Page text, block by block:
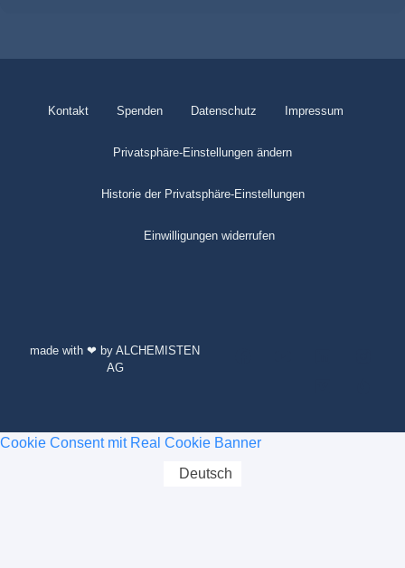
Kontakt Spenden Datenschutz Impressum
Privatsphäre-Einstellungen ändern
Historie der Privatsphäre-Einstellungen
Einwilligungen widerrufen
made with ❤ by ALCHEMISTEN
AG
Cookie Consent mit Real Cookie Banner
Deutsch